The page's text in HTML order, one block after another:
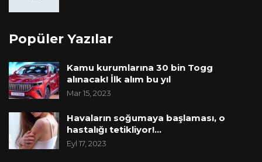
Popüler Yazılar
Kamu kurumlarına 30 bin Togg
alınacak! İlk alım bu yıl
Mar 15, 2023
Havaların soğumaya başlaması, o
hastalığı tetikliyor!…
Eyl 17, 2023